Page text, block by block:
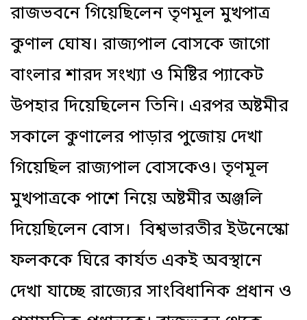
রাজভবনে গিয়েছিলেন তৃণমূল মুখপাত্র
কুণাল ঘোষ। রাজ্যপাল বোসকে জাগো
বাংলার শারদ সংখ্যা ও মিষ্টির প্যাকেট
উপহার দিয়েছিলেন তিনি। এরপর অষ্টমীর
সকালে কুণালের পাড়ার পুজোয় দেখা
গিয়েছিল রাজ্যপাল বোসকেও। তৃণমূল
মুখপাত্রকে পাশে নিয়ে অষ্টমীর অঞ্জলি
দিয়েছিলেন বোস। বিশ্বভারতীর ইউনেস্কো
ফলককে ঘিরে কার্যত একই অবস্থানে
দেখা যাচ্ছে রাজ্যের সাংবিধানিক প্রধান ও